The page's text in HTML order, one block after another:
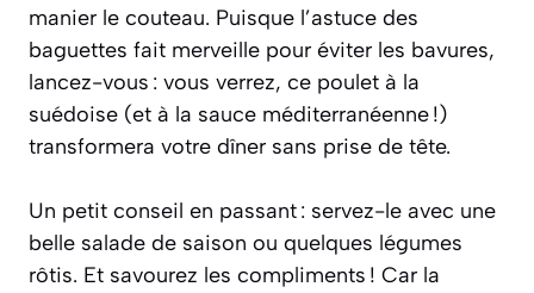
manier le couteau. Puisque l’astuce des
baguettes fait merveille pour éviter les bavures,
lancez-vous : vous verrez, ce poulet à la
suédoise (et à la sauce méditerranéenne !)
transformera votre dîner sans prise de tête.
Un petit conseil en passant : servez-le avec une
belle salade de saison ou quelques légumes
rôtis. Et savourez les compliments ! Car la